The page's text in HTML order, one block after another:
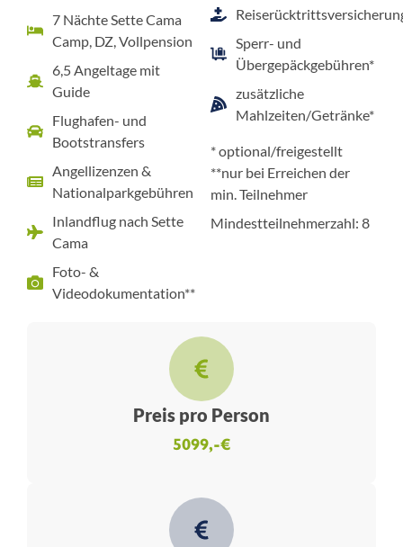
7 Nächte Sette Cama
Camp, DZ, Vollpension
6,5 Angeltage mit
Guide
Flughafen- und
Bootstransfers
Angellizenzen &
Nationalparkgebühren
Inlandflug nach Sette
Cama
Foto- &
Videodokumentation**
Sperr- und
Übergepäckgebühren*
zusätzliche
Mahlzeiten/Getränke*
* optional/freigestellt
**nur bei Erreichen der
min. Teilnehmer
Mindestteilnehmerzahl: 8
Preis pro Person
5099,-€